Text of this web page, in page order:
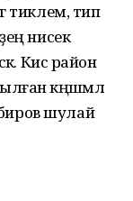
тиклем, тип
нисек
Кисә район
кәңәшмәлә
шулай